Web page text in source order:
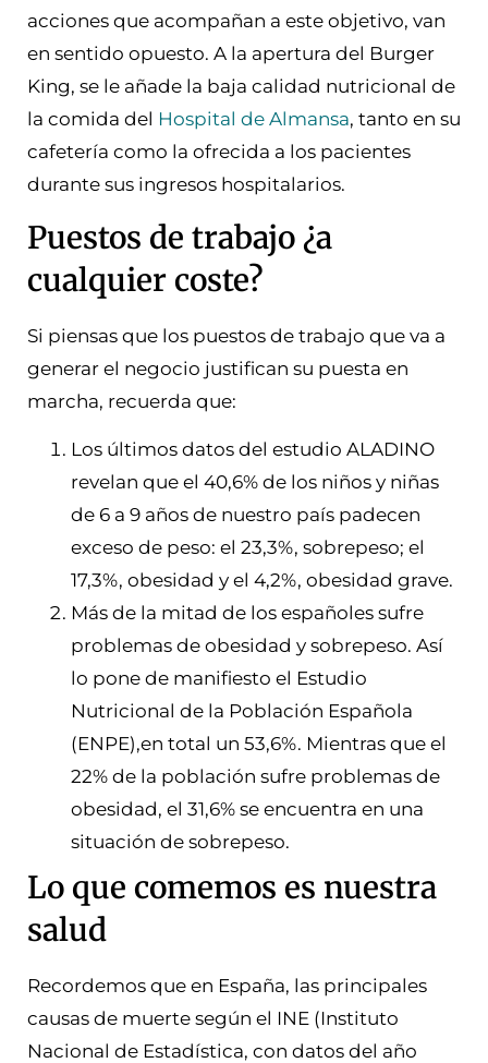
acciones que acompañan a este objetivo, van
en sentido opuesto. A la apertura del Burger
King, se le añade la baja calidad nutricional de
la comida del Hospital de Almansa, tanto en su
cafetería como la ofrecida a los pacientes
durante sus ingresos hospitalarios.
Puestos de trabajo ¿a
cualquier coste?
Si piensas que los puestos de trabajo que va a
generar el negocio justifican su puesta en
marcha, recuerda que:
Los últimos datos del estudio ALADINO
revelan que el 40,6% de los niños y niñas
de 6 a 9 años de nuestro país padecen
exceso de peso: el 23,3%, sobrepeso; el
17,3%, obesidad y el 4,2%, obesidad grave.
Más de la mitad de los españoles sufre
problemas de obesidad y sobrepeso. Así
lo pone de manifiesto el Estudio
Nutricional de la Población Española
(ENPE),en total un 53,6%. Mientras que el
22% de la población sufre problemas de
obesidad, el 31,6% se encuentra en una
situación de sobrepeso.
Lo que comemos es nuestra
salud
Recordemos que en España, las principales
causas de muerte según el INE (Instituto
Nacional de Estadística, con datos del año